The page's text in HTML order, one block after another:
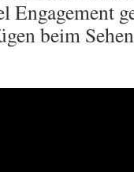
beim